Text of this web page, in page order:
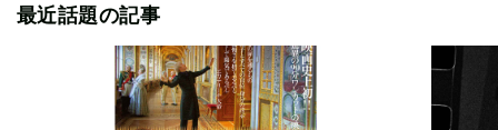
最近話題の記事